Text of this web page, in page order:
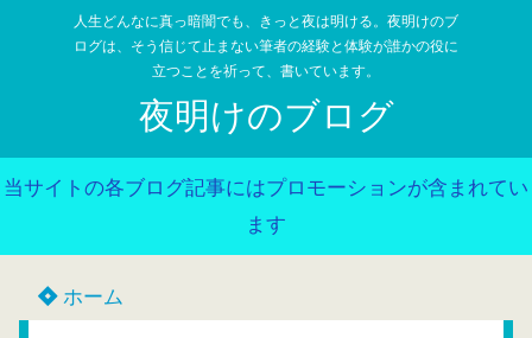
人生どんなに真っ暗闇でも、きっと夜は明ける。夜明けのブ
ログは、そう信じて止まない筆者の経験と体験が誰かの役に
立つことを祈って、書いています。
夜明けのブログ
当サイトの各ブログ記事にはプロモーションが含まれてい
ます
ホーム